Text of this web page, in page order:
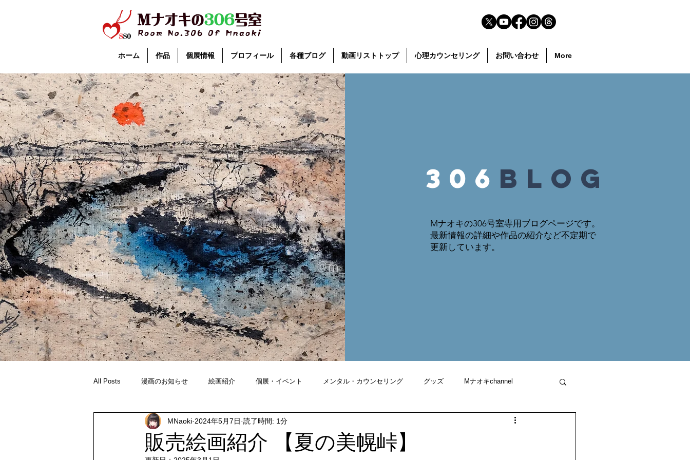
ホーム 作品 個展情報 プロフィール 各種ブログ 動画リストトップ 心理カウンセリング お問い合わせ More
306 blog
Mナオキの306号室専用ブログページです。
最新情報の詳細や作品の紹介など不定期で
​更新しています。
All Posts 漫画のお知らせ 絵画紹介 個展・イベント メンタル・カウンセリング グッズ Mナオキchannel
販売絵画紹介 【夏の美幌峠】
MNaoki 2024年5月7日 読了時間: 1分